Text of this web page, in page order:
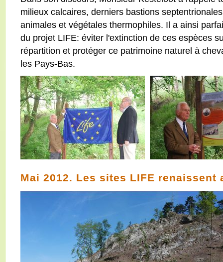
milieux calcaires, derniers bastions
animales et végétales thermophiles. Il a ainsi
du projet LIFE: éviter l'extinction de ces espèces
répartition et protéger ce patrimoine naturel à
les Pays-Bas.
Mai 2012. Les sites LIFE renaissent